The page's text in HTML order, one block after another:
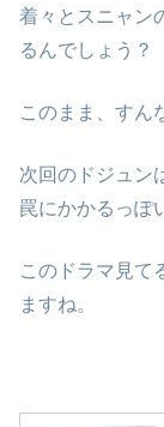
着々とスニャン
るんでしょう？
このまま、すん
次回のドジュン
罠にかかるっぽ
このドラマ見て
ますね。